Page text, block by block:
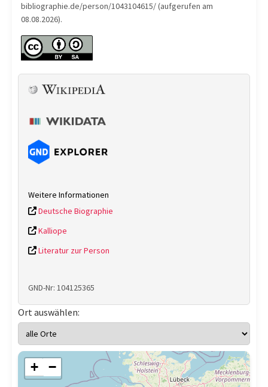
bibliographie.de/person/1043104615/ (aufgerufen am
08.08.2026).
Weitere Informationen
Deutsche Biographie
Kalliope
Literatur zur Person
GND-Nr: 104125365
Ort auswählen:
+ −